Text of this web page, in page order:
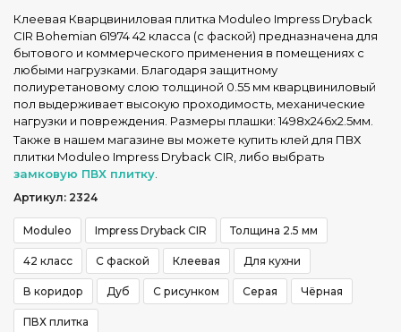
Клеевая Кварцвиниловая плитка Moduleo Impress Dryback
CIR Bohemian 61974 42 класса (с фаской) предназначена для
бытового и коммерческого применения в помещениях с
любыми нагрузками. Благодаря защитному
полиуретановому слою толщиной 0.55 мм кварцвиниловый
пол выдерживает высокую проходимость, механические
нагрузки и повреждения. Размеры плашки: 1498x246x2.5мм.
Также в нашем магазине вы можете купить клей для ПВХ
плитки Moduleo Impress Dryback CIR, либо выбрать
замковую ПВХ плитку
Артикул: 2324
Moduleo Impress Dryback CIR Толщина 2.5 мм
42 класс С фаской Клеевая Для кухни
В коридор Дуб С рисунком Серая Чёрная
ПВХ плитка